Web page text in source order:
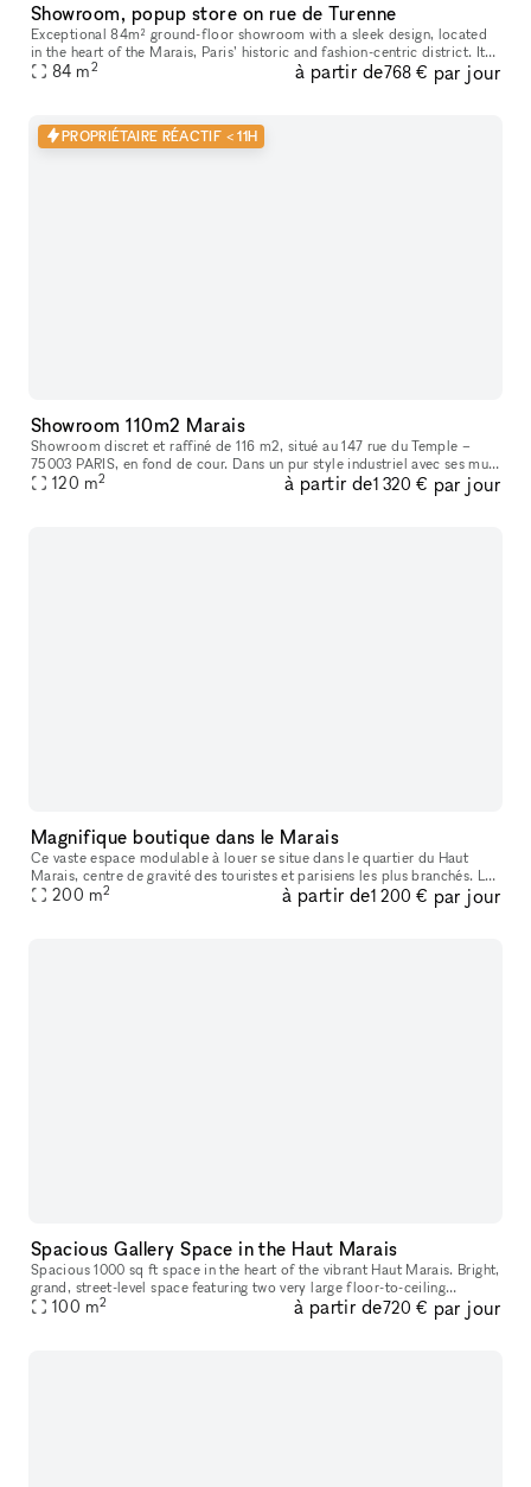
Showroom, popup store on rue de Turenne
Exceptional 84m² ground-floor showroom with a sleek design, located
in the heart of the Marais, Paris’ historic and fashion-centric district. Its
prime location and flexible layout make it ideal for
84 m2 à partir de768 € par jour
PROPRIÉTAIRE RÉACTIF < 11H
Showroom 110m2 Marais
Showroom discret et raffiné de 116 m2, situé au 147 rue du Temple –
75003 PARIS, en fond de cour. Dans un pur style industriel avec ses murs
blancs et son sol en béton, il bénéficie d’une lumière du
120 m2 à partir de1 320 € par jour
Magnifique boutique dans le Marais
Ce vaste espace modulable à louer se situe dans le quartier du Haut
Marais, centre de gravité des touristes et parisiens les plus branchés. Les
boutiques y sont pointues, les bars et restaurants, con
200 m2 à partir de1 200 € par jour
Spacious Gallery Space in the Haut Marais
Spacious 1000 sq ft space in the heart of the vibrant Haut Marais. Bright,
grand, street-level space featuring two very large floor-to-ceiling
windows that open directly onto the street, offering str
100 m2 à partir de720 € par jour